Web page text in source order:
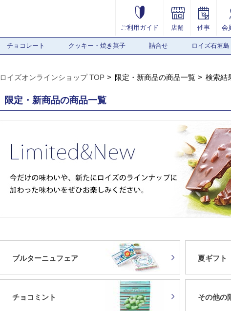
ご利用ガイド 店舗 催事 会
チョコレート クッキー・焼き菓子 詰合せ ロイズ石垣島
ロイズオンラインショップ TOP 限定・新商品の商品一覧 検索結
限定・新商品の商品一覧
ブルターニュフェア 夏ギフト
チョコミント その他の